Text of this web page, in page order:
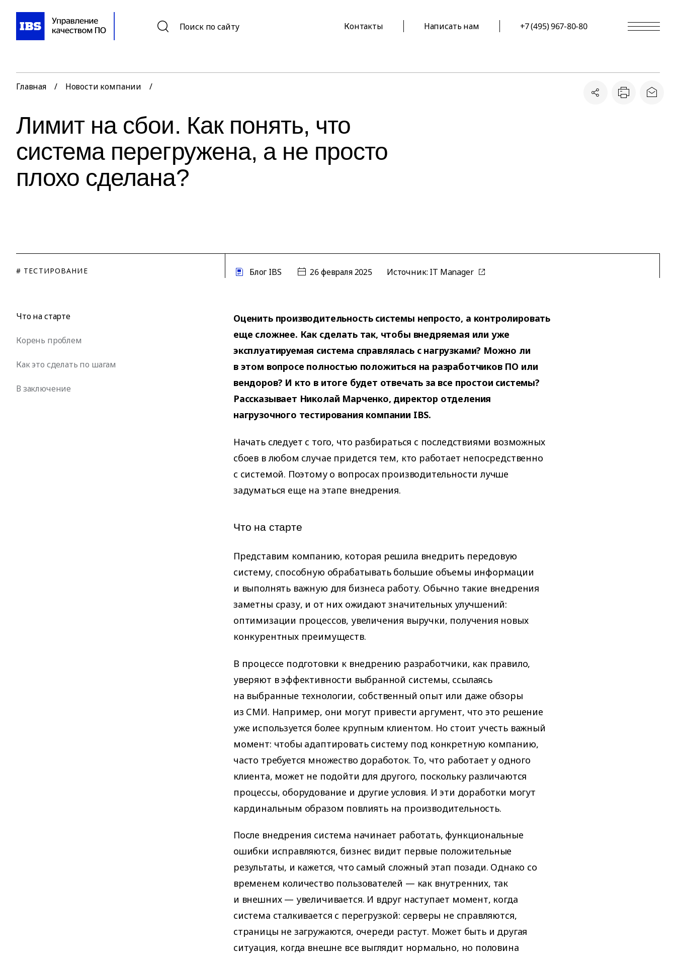
Поиск по сайту Контакты Написать нам +7 (495) 967-80-80
Главная / Новости компании /
Лимит на сбои. Как понять, что
система перегружена, а не просто
плохо сделана?
# ТЕСТИРОВАНИЕ Блог IBS 26 февраля 2025 Источник: IT Manager
Что на старте
Корень проблем
Как это сделать по шагам
В заключение
Оценить производительность системы непросто, а контролировать
еще сложнее. Как сделать так, чтобы внедряемая или уже
эксплуатируемая система справлялась с нагрузками? Можно ли
в этом вопросе полностью положиться на разработчиков ПО или
вендоров? И кто в итоге будет отвечать за все простои системы?
Рассказывает Николай Марченко, директор отделения
нагрузочного тестирования компании IBS.
Начать следует с того, что разбираться с последствиями возможных
сбоев в любом случае придется тем, кто работает непосредственно
с системой. Поэтому о вопросах производительности лучше
задуматься еще на этапе внедрения.
Что на старте
Представим компанию, которая решила внедрить передовую
систему, способную обрабатывать большие объемы информации
и выполнять важную для бизнеса работу. Обычно такие внедрения
заметны сразу, и от них ожидают значительных улучшений:
оптимизации процессов, увеличения выручки, получения новых
конкурентных преимуществ.
В процессе подготовки к внедрению разработчики, как правило,
уверяют в эффективности выбранной системы, ссылаясь
на выбранные технологии, собственный опыт или даже обзоры
из СМИ. Например, они могут привести аргумент, что это решение
уже используется более крупным клиентом. Но стоит учесть важный
момент: чтобы адаптировать систему под конкретную компанию,
часто требуется множество доработок. То, что работает у одного
клиента, может не подойти для другого, поскольку различаются
процессы, оборудование и другие условия. И эти доработки могут
кардинальным образом повлиять на производительность.
После внедрения система начинает работать, функциональные
ошибки исправляются, бизнес видит первые положительные
результаты, и кажется, что самый сложный этап позади. Однако со
временем количество пользователей — как внутренних, так
и внешних — увеличивается. И вдруг наступает момент, когда
система сталкивается с перегрузкой: серверы не справляются,
страницы не загружаются, очереди растут. Может быть и другая
ситуация, когда внешне все выглядит нормально, но половина